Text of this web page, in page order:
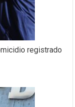
registrado